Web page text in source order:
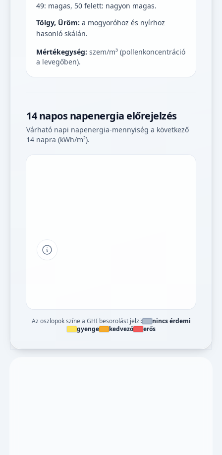
49: magas, 50 felett: nagyon magas.
Tölgy, Üröm: a mogyoróhoz és nyírhoz
hasonló skálán.
Mértékegység: szem/m³ (pollenkoncentráció
a levegőben).
14 napos napenergia előrejelzés
Várható napi napenergia-mennyiség a következő
14 napra (kWh/m²).
Tipp a grafikon jelmagyarázatához
Az oszlopok színe a GHI besorolást jelzi:
nincs érdemi
gyenge
kedvező erős